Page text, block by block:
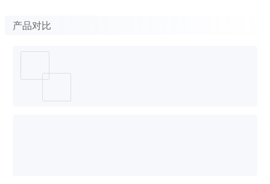
产品对比